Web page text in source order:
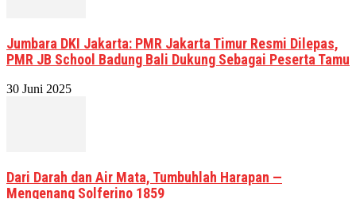
Jumbara DKI Jakarta: PMR Jakarta Timur Resmi Dilepas,
PMR JB School Badung Bali Dukung Sebagai Peserta Tamu
30 Juni 2025
Dari Darah dan Air Mata, Tumbuhlah Harapan —
Mengenang Solferino 1859